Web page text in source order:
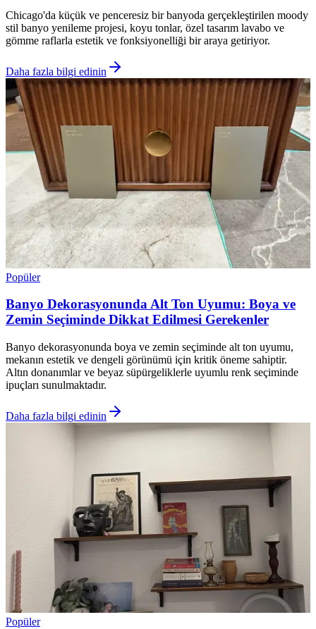
Chicago'da küçük ve penceresiz bir banyoda gerçekleştirilen moody
stil banyo yenileme projesi, koyu tonlar, özel tasarım lavabo ve
gömme raflarla estetik ve fonksiyonelliği bir araya getiriyor.
Daha fazla bilgi edinin
Popüler
Banyo Dekorasyonunda Alt Ton Uyumu: Boya ve
Zemin Seçiminde Dikkat Edilmesi Gerekenler
Banyo dekorasyonunda boya ve zemin seçiminde alt ton uyumu,
mekanın estetik ve dengeli görünümü için kritik öneme sahiptir.
Altın donanımlar ve beyaz süpürgeliklerle uyumlu renk seçiminde
ipuçları sunulmaktadır.
Daha fazla bilgi edinin
Popüler